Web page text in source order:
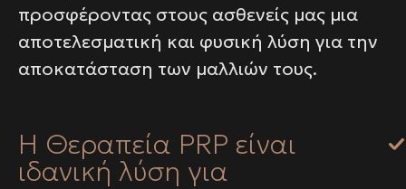
προσφέροντας στους ασθενείς μας μια
αποτελεσματική και φυσική λύση για την
αποκατάσταση των μαλλιών τους.
Η Θεραπεία PRP είναι
ιδανική λύση για